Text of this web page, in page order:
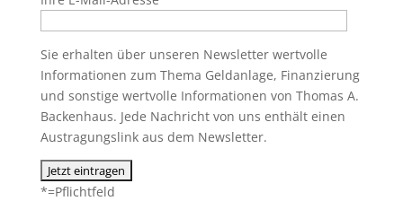
Sie erhalten über unseren Newsletter wertvolle
Informationen zum Thema Geldanlage, Finanzierung
und sonstige wertvolle Informationen von Thomas A.
Backenhaus. Jede Nachricht von uns enthält einen
Austragungslink aus dem Newsletter.
*=Pflichtfeld